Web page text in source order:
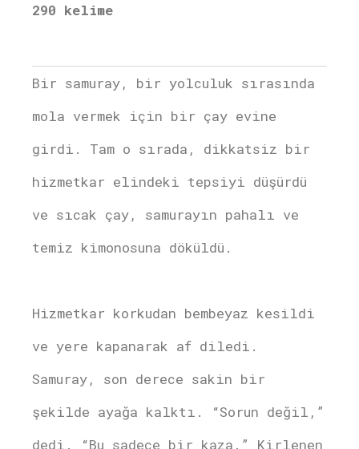
290 kelime
Bir samuray, bir yolculuk sırasında
mola vermek için bir çay evine
girdi. Tam o sırada, dikkatsiz bir
hizmetkar elindeki tepsiyi düşürdü
ve sıcak çay, samurayın pahalı ve
temiz kimonosuna döküldü.
Hizmetkar korkudan bembeyaz kesildi
ve yere kapanarak af diledi.
Samuray, son derece sakin bir
şekilde ayağa kalktı. “Sorun değil,”
dedi. “Bu sadece bir kaza.” Kirlenen